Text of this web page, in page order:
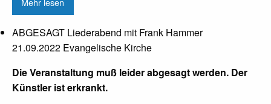
ABGESAGT Liederabend mit Frank Hammer
21.09.2022 Evangelische Kirche
Die Veranstaltung muß leider abgesagt werden. Der
Künstler ist erkrankt.